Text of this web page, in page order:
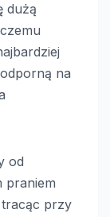
dużą
na
od
praniem
tracąc przy